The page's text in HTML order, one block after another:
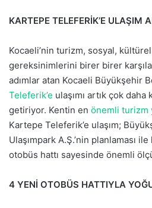
e
m
e
k
KARTEPE TELEFERİK’E ULAŞIM
Kocaeli’nin turizm, sosyal, kültürel
gereksinimlerini birer birer
adımlar atan Kocaeli Büyükşehir
Teleferik’e ulaşımı artık çok
getiriyor. Kentin en önemli turizm
Kartepe Teleferik’e ulaşım;
Ulaşımpark A.Ş.’nin planlaması
otobüs hattı sayesinde önemli
4 YENİ OTOBÜS HATTIYLA